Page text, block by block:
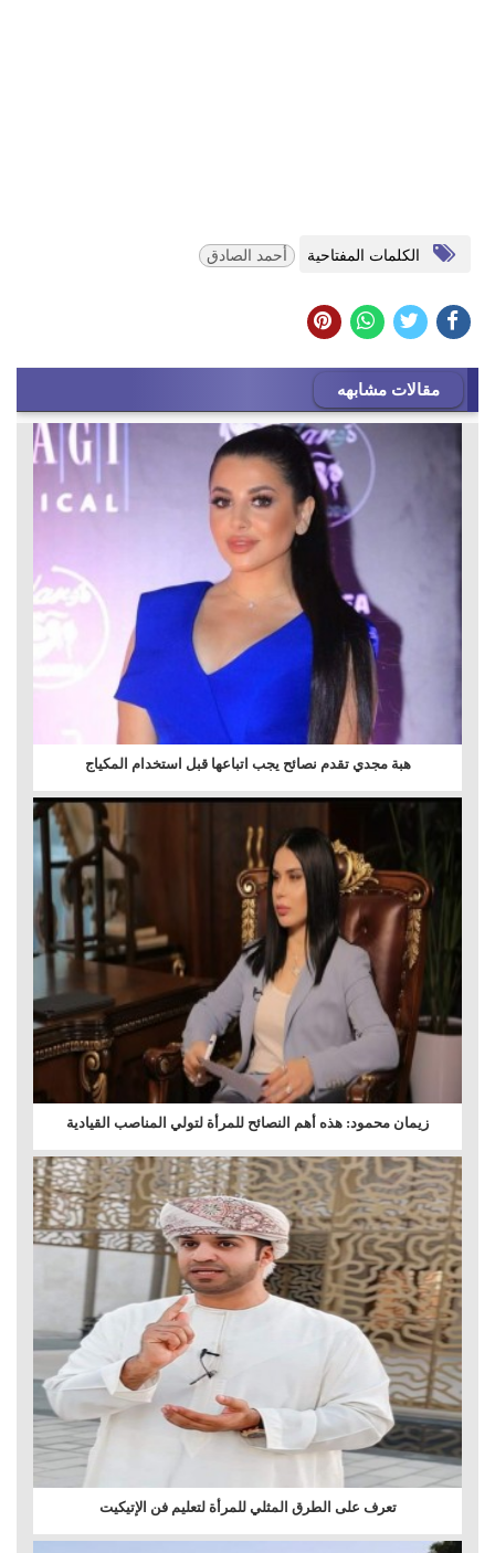
الكلمات المفتاحية أحمد الصادق
مقالات مشابهه
هبة مجدي تقدم نصائح يجب اتباعها قبل استخدام المكياج
زيمان محمود: هذه أهم النصائح للمرأة لتولي المناصب القيادية
تعرف على الطرق المثلي للمرأة لتعليم فن الإتيكيت